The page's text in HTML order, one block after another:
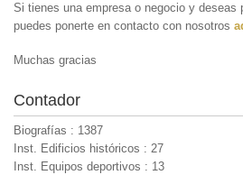
Si tienes una empresa o negocio y deseas
puedes ponerte en contacto con nosotros
Muchas gracias
Contador
Biografías : 1387
Inst. Edificios históricos : 27
Inst. Equipos deportivos : 13